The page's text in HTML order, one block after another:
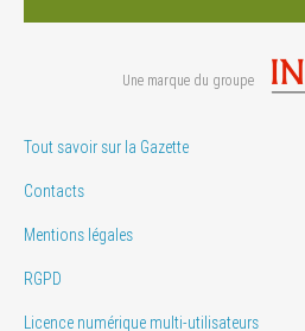
Une marque du groupe
Tout savoir sur la Gazette
Contacts
Mentions légales
RGPD
Licence numérique multi-utilisateurs